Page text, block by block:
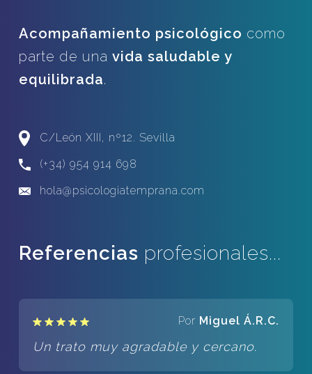
Acompañamiento psicológico como
parte de una vida saludable y
equilibrada.
C/León XIII, nº12. Sevilla
(+34) 954 914 698
hola@psicologiatemprana.com
Referencias profesionales...
Por Miguel Á.R.C.
Un trato muy agradable y cercano.